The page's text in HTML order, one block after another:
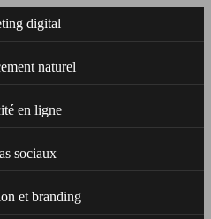
digital
naturel
en ligne
sociaux
et branding